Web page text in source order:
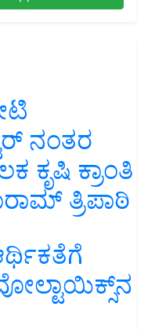
ನಂತರ
ಕ್ರಾಂತಿ
ತ್ರಿಪಾಠಿ